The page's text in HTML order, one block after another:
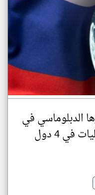
الدبلوماسي في
إفريقيا بافتتاح ممثليات في 4 دول